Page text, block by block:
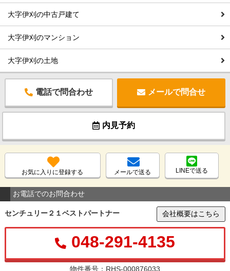
大字伊刈の中古戸建て
大字伊刈のマンション
大字伊刈の土地
電話で問合わせ メールで問合せ
内見予約
お気に入りに登録する メールで送る LINEで送る
お電話でのお問合わせ
センチュリー２１ベストパートナー 会社概要はこちら
048-291-4135
物件番号：RHS-000876033